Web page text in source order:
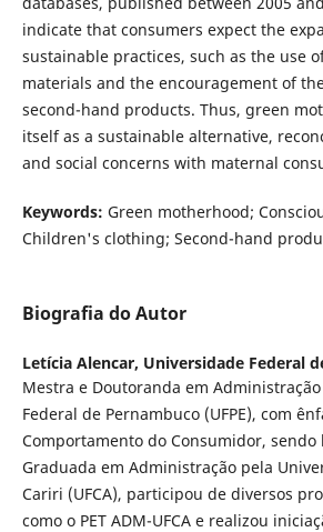
indicate that consumers expect the
sustainable practices, such as the use
materials and the encouragement of
second-hand products. Thus, green
itself as a sustainable alternative,
and social concerns with maternal
Keywords: Green motherhood;
Children's clothing; Second-hand
Biografia do Autor
Letícia Alencar, Universidade Federal
Mestra e Doutoranda em
Federal de Pernambuco (UFPE), com
Comportamento do Consumidor, sendo
Graduada em Administração pela
Cariri (UFCA), participou de diversos
como o PET ADM-UFCA e realizou